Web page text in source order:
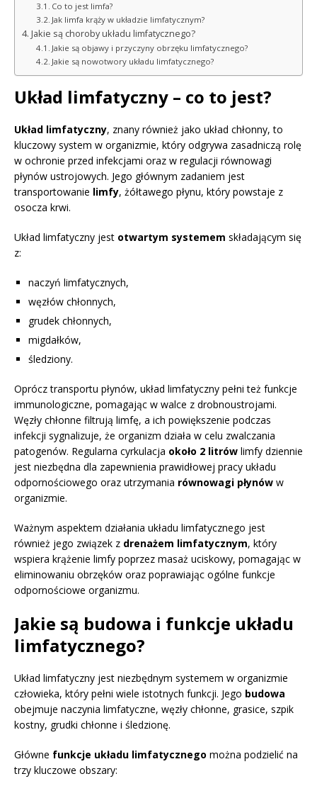
Co to jest limfa?
Jak limfa krąży w układzie limfatycznym?
Jakie są choroby układu limfatycznego?
Jakie są objawy i przyczyny obrzęku limfatycznego?
Jakie są nowotwory układu limfatycznego?
Układ limfatyczny – co to jest?
Układ limfatyczny, znany również jako układ chłonny, to
kluczowy system w organizmie, który odgrywa zasadniczą rolę
w ochronie przed infekcjami oraz w regulacji równowagi
płynów ustrojowych. Jego głównym zadaniem jest
transportowanie limfy, żółtawego płynu, który powstaje z
osocza krwi.
Układ limfatyczny jest otwartym systemem składającym się
z:
naczyń limfatycznych,
węzłów chłonnych,
grudek chłonnych,
migdałków,
śledziony.
Oprócz transportu płynów, układ limfatyczny pełni też funkcje
immunologiczne, pomagając w walce z drobnoustrojami.
Węzły chłonne filtrują limfę, a ich powiększenie podczas
infekcji sygnalizuje, że organizm działa w celu zwalczania
patogenów. Regularna cyrkulacja około 2 litrów limfy dziennie
jest niezbędna dla zapewnienia prawidłowej pracy układu
odpornościowego oraz utrzymania równowagi płynów w
organizmie.
Ważnym aspektem działania układu limfatycznego jest
również jego związek z drenażem limfatycznym, który
wspiera krążenie limfy poprzez masaż uciskowy, pomagając w
eliminowaniu obrzęków oraz poprawiając ogólne funkcje
odpornościowe organizmu.
Jakie są budowa i funkcje układu
limfatycznego?
Układ limfatyczny jest niezbędnym systemem w organizmie
człowieka, który pełni wiele istotnych funkcji. Jego budowa
obejmuje naczynia limfatyczne, węzły chłonne, grasice, szpik
kostny, grudki chłonne i śledzionę.
Główne funkcje układu limfatycznego można podzielić na
trzy kluczowe obszary: